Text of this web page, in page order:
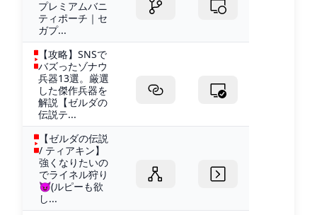
プレミアムバニ
ティポーチ｜セ
ガプ...
【攻略】SNSで
バズったゾナウ
兵器13選。厳選
した傑作兵器を
解説【ゼルダの
伝説テ...
【ゼルダの伝説
/ ティアキン】
強くなりたいの
でライネル狩り
😈(ルピーも欲
し...